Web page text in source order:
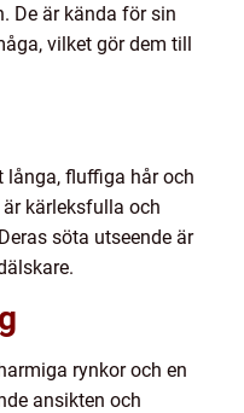
De är kända för sin
vilket gör dem till
långa, fluffiga hår och
kärleksfulla och
söta utseende är
rynkor och en
ansikten och